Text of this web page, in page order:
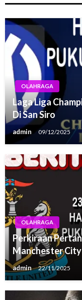
OLAHRAGA
Laga Liga
Di San Siro
admin 09/12/2025
OLAHRAGA
Perkiraan
Manchester City
admin 22/11/2025